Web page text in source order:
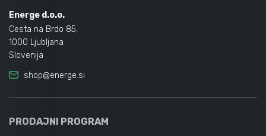
Energe d.o.o.
Cesta na Brdo 85,
1000 Ljubljana
Slovenija
shop@energe.si
PRODAJNI PROGRAM